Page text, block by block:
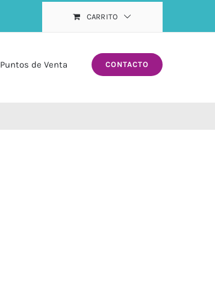
CARRITO
Puntos de Venta CONTACTO